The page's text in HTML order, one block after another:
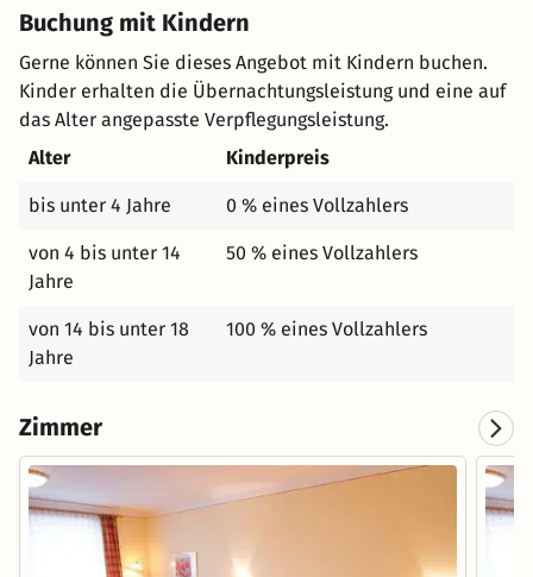
Buchung mit Kindern
Gerne können Sie dieses Angebot mit Kindern buchen.
Kinder erhalten die Übernachtungsleistung und eine auf
das Alter angepasste Verpflegungsleistung.
Alter
Kinderpreis
bis unter 4 Jahre 0 % eines Vollzahlers
von 4 bis unter 14
Jahre
50 % eines Vollzahlers
von 14 bis unter 18
Jahre
100 % eines Vollzahlers
Zimmer